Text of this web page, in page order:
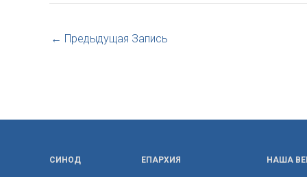
← Предыдущая Запись
СИНОД ЕПАРХИЯ НАША